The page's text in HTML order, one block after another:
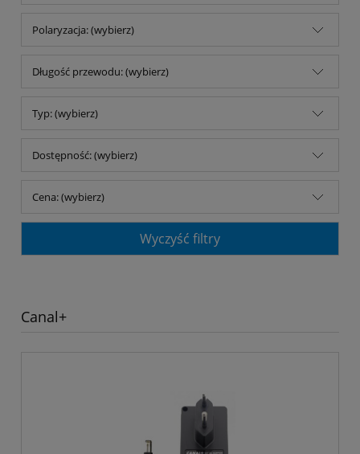
Polaryzacja: (wybierz)
Długość przewodu: (wybierz)
Typ: (wybierz)
Dostępność: (wybierz)
Cena: (wybierz)
Wyczyść filtry
Canal+